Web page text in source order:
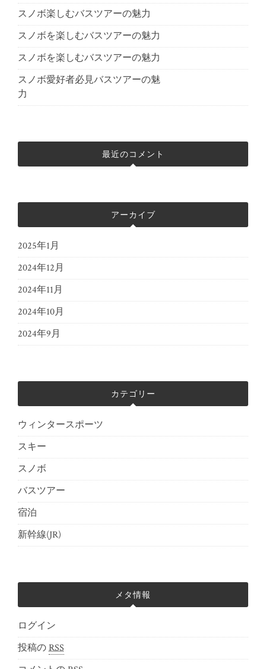
スノボ楽しむバスツアーの魅力
スノボを楽しむバスツアーの魅力
スノボを楽しむバスツアーの魅力
スノボ愛好者必見バスツアーの魅
力
最近のコメント
アーカイブ
2025年1月
2024年12月
2024年11月
2024年10月
2024年9月
カテゴリー
ウィンタースポーツ
スキー
スノボ
バスツアー
宿泊
新幹線(JR)
メタ情報
ログイン
投稿のRSS